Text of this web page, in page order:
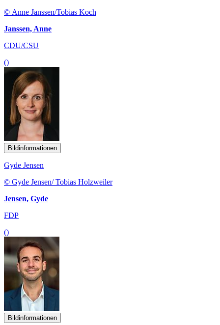
© Anne Janssen/Tobias Koch
Janssen, Anne
CDU/CSU
()
Bildinformationen
Gyde Jensen
© Gyde Jensen/ Tobias Holzweiler
Jensen, Gyde
FDP
()
Bildinformationen